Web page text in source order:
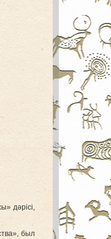
дәрісі,
был